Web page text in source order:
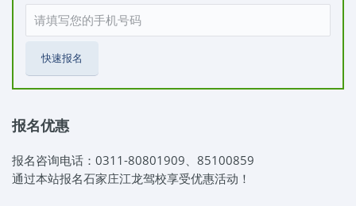
快速报名
报名优惠
报名咨询电话：0311-80801909、85100859
通过本站报名石家庄江龙驾校享受优惠活动！